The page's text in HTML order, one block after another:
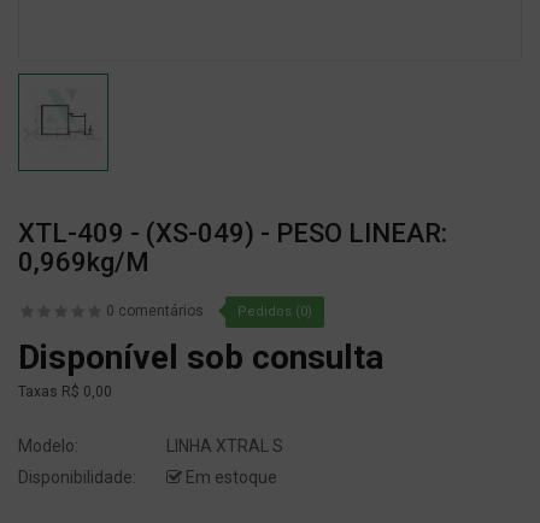
XTL-409 - (XS-049) - PESO LINEAR:
0,969kg/m
0 comentários Pedidos (0)
Disponível sob consulta
Taxas R$ 0,00
Modelo:
LINHA XTRAL S
Disponibilidade:
Em estoque